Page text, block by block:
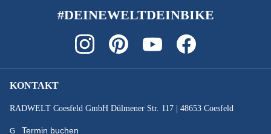
Enviolo grip shift Twist Display Pure
SCHALTUNGSTYP :
#DEINEWELTDEINBIKE
KONTAKT
RADWELT Coesfeld GmbH Dülmener Str. 117 | 48653 Coesfeld
Termin buchen